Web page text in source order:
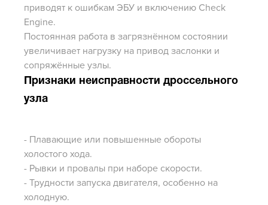
приводят к ошибкам ЭБУ и включению Check
Engine.
Постоянная работа в загрязнённом состоянии
увеличивает нагрузку на привод заслонки и
сопряжённые узлы.
Признаки неисправности дроссельного
узла
- Плавающие или повышенные обороты
холостого хода.
- Рывки и провалы при наборе скорости.
- Трудности запуска двигателя, особенно на
холодную.